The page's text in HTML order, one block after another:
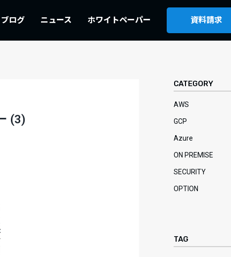
ブログ ニュース ホワイトペーパー 資料請求
(3)
CATEGORY
AWS
GCP
Azure
ON PREMISE
SECURITY
OPTION
TAG